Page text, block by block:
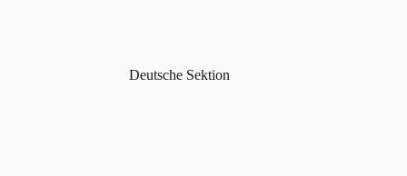
Deutsche Sektion